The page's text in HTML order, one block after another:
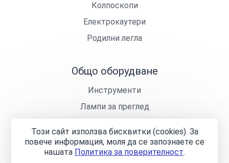
Колпоскопи
Електрокаутери
Родилни легла
Общо оборудване
Инструменти
Лампи за преглед
Лекарски столчета
Този сайт използва бисквитки (cookies). За
повече информация, моля да се запознаете се
нашaтa Политика за поверителност.